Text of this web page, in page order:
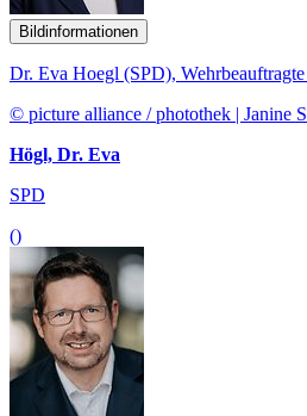
Bildinformationen
Dr. Eva Hoegl (SPD),
© picture alliance / photothek | Janine
Högl, Dr. Eva
SPD
()